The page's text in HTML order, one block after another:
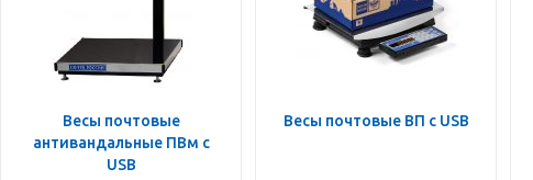
Весы почтовые
антивандальные ПВм с
USB
Весы почтовые ВП с USB